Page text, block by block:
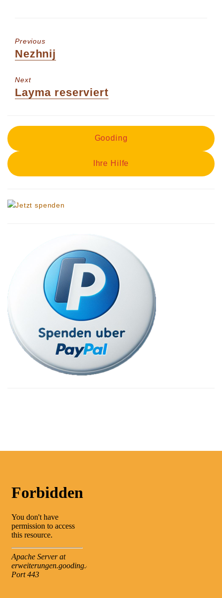
Previous
Previous
Nezhnij
Next
Next
Layma reserviert
Gooding
Ihre Hilfe